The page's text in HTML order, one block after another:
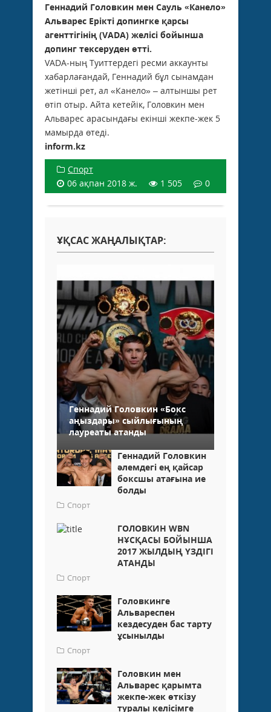
Геннадий Головкин мен Сауль «Канело»
Альварес Ерікті допингке қарсы
агенттігінің (VADA) желісі бойынша
допинг тексеруден өтті.
VADA-ның Туиттердегі ресми аккаунты
хабарлағандай, Геннадий бұл сынамдан
жетінші рет, ал «Канело» – алтыншы рет
өтіп отыр. Айта кетейік, Головкин мен
Альварес арасындағы екінші жекпе-жек 5
мамырда өтеді.
inform.kz
Спорт
06 ақпан 2018 ж.
1 505 0
ҰҚСАС ЖАҢАЛЫҚТАР:
Геннадий Головкин «Бокс
аңыздары» сыйлығының
лауреаты атанды
Геннадий Головкин
әлемдегі ең қайсар
боксшы атағына ие
болды
Спорт
ГОЛОВКИН WBN
НҰСҚАСЫ БОЙЫНША
2017 ЖЫЛДЫҢ ҮЗДІГІ
АТАНДЫ
Спорт
Головкинге
Альвареспен
кездесуден бас тарту
ұсынылды
Спорт
Головкин мен
Альварес қарымта
жекпе-жек өткізу
туралы келісімге